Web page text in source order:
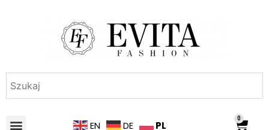
EN DE PL
0